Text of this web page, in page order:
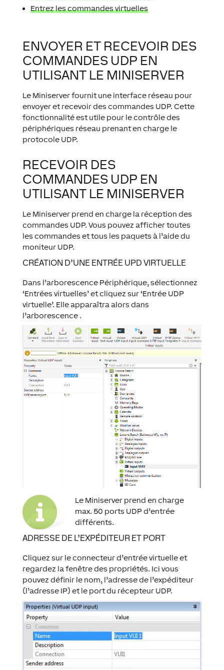
Entrez les commandes virtuelles
ENVOYER ET RECEVOIR DES
COMMANDES UDP EN
UTILISANT LE MINISERVER
Le Miniserver fournit une interface réseau pour
envoyer et recevoir des commandes UDP. Cette
fonctionnalité est utile pour le contrôle des
périphériques réseau prenant en charge le
protocole UDP.
RECEVOIR DES
COMMANDES UDP EN
UTILISANT LE MINISERVER
Le Miniserver prend en charge la réception des
commandes UDP. Vous pouvez afficher toutes
les commandes et tous les paquets à l’aide du
moniteur UDP.
CRÉATION D’UNE ENTRÉE UPD VIRTUELLE
Dans l’arborescence Périphérique, sélectionnez
‘Entrées virtuelles’ et cliquez sur ‘Entrée UDP
virtuelle’. Elle apparaîtra alors dans
l’arborescence .
Le Miniserver prend en charge
max. 50 ports UDP d’entrée
différents.
ADRESSE DE L’EXPÉDITEUR ET PORT
Cliquez sur le connecteur d’entrée virtuelle et
regardez la fenêtre des propriétés. Ici vous
pouvez définir le nom, l’adresse de l’expéditeur
(l’adresse IP) et le port du récepteur UDP.